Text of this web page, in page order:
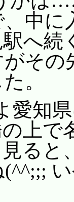
中に
へ続
その
。
愛知
上で
ると